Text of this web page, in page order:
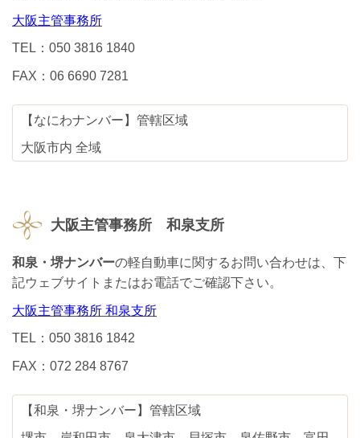
大阪主管事務所
TEL：050 3816 1840
FAX：06 6690 7281
【なにわナンバー】管轄区域
大阪市内 全域
大阪主管事務所 和泉支所
和泉・堺ナンバーの軽自動車に関するお問い合わせは、下
記ウェブサイトまたはお電話でご確認下さい。
大阪主管事務所 和泉支所
TEL：050 3816 1842
FAX：072 284 8767
【和泉・堺ナンバー】管轄区域